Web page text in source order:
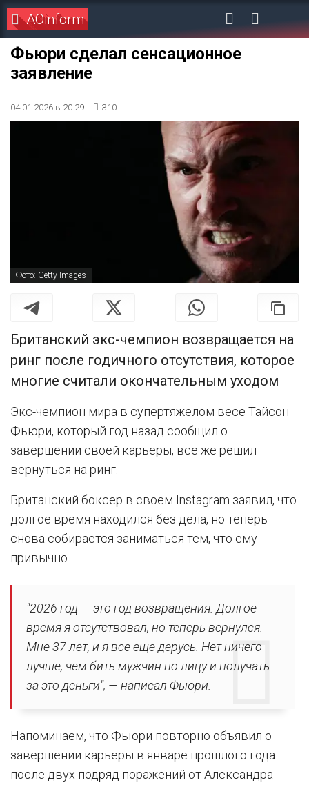
AOinform
Фьюри сделал сенсационное
заявление
04.01.2026 в 20:29 310
Фото: Getty Images
Британский экс-чемпион возвращается на
ринг после годичного отсутствия, которое
многие считали окончательным уходом
Экс-чемпион мира в супертяжелом весе Тайсон
Фьюри, который год назад сообщил о
завершении своей карьеры, все же решил
вернуться на ринг.
Британский боксер в своем Instagram заявил, что
долгое время находился без дела, но теперь
снова собирается заниматься тем, что ему
привычно.
"2026 год — это год возвращения. Долгое
время я отсутствовал, но теперь вернулся.
Мне 37 лет, и я все еще дерусь. Нет ничего
лучше, чем бить мужчин по лицу и получать
за это деньги", — написал Фьюри.
Напоминаем, что Фьюри повторно объявил о
завершении карьеры в январе прошлого года
после двух подряд поражений от Александра